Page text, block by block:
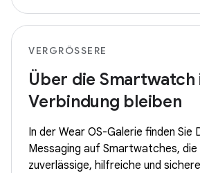
VERGRÖSSERE
Über die Smartwatch
Verbindung bleiben
In der Wear OS-Galerie finden Sie
Messaging auf Smartwatches, die
zuverlässige, hilfreiche und